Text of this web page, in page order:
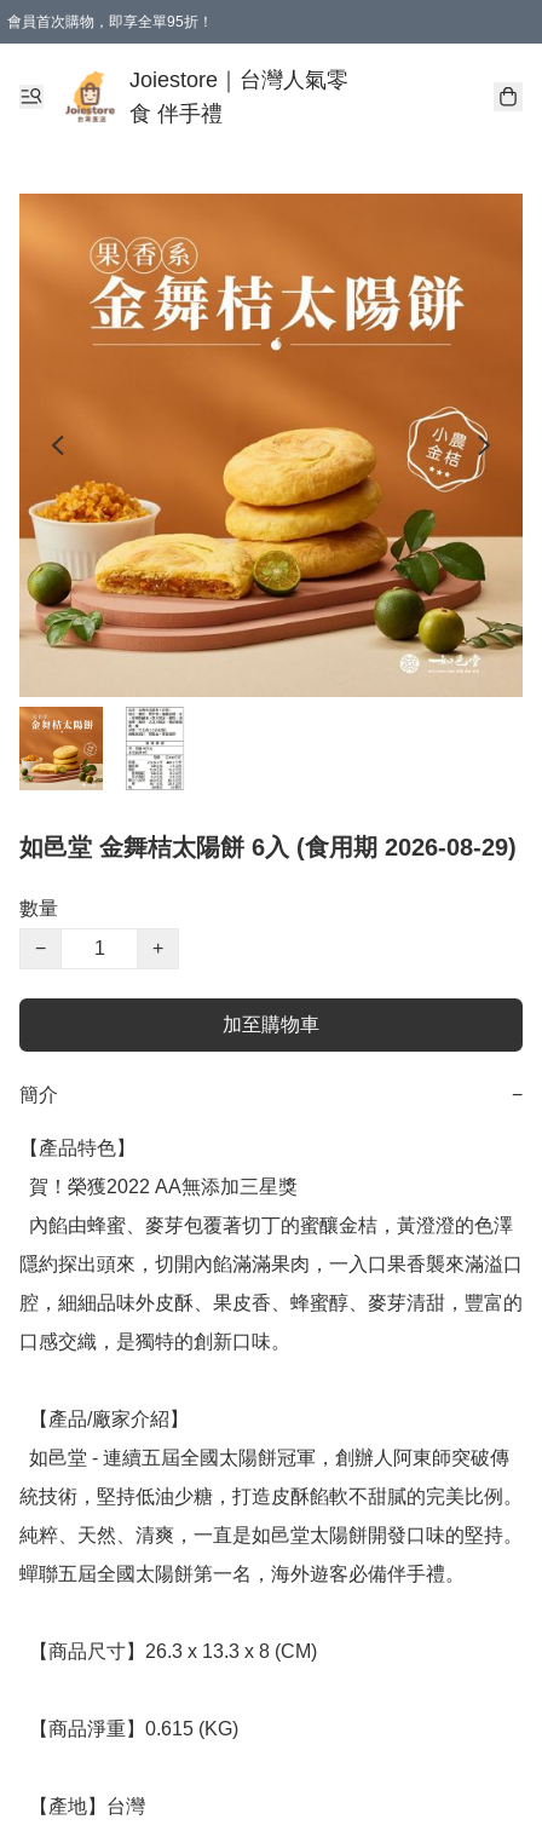
會員首次購物，即享全單95折！
購物滿 HKD 350.00即享免運費優惠！（適用於 本地送貨、本地取貨 )
Joiestore｜台灣人氣零
食 伴手禮
如邑堂 金舞桔太陽餅 6入 (食用期 2026-08-29)
數量
−
+
加至購物車
簡介 −
【產品特色】
隱約探出頭來，切開內餡滿滿果肉，一入口果香襲來滿溢口
腔，細細品味外皮酥、果皮香、蜂蜜醇、麥芽清甜，豐富的
口感交織，是獨特的創新口味。
統技術，堅持低油少糖，打造皮酥餡軟不甜膩的完美比例。
純粹、天然、清爽，一直是如邑堂太陽餅開發口味的堅持。
蟬聯五屆全國太陽餅第一名，海外遊客必備伴手禮。
  【產地】台灣